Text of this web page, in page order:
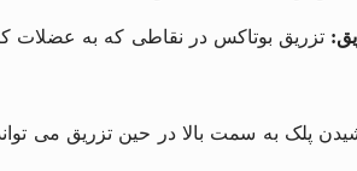
تزریق بوتاکس در نقاطی که به عضلات
پلک به سمت بالا در حین تزریق می